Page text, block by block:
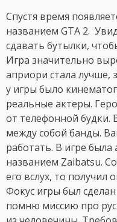
Спустя время
названием GTA 2.
сдавать бутылки,
Игра значительно
априори стала лучше,
у игры было
реальные актеры.
от телефонной
между собой банды.
работать. В игре была
названием Zaibatsu.
его вслух, то получил
Фокус игры был
помню миссию про